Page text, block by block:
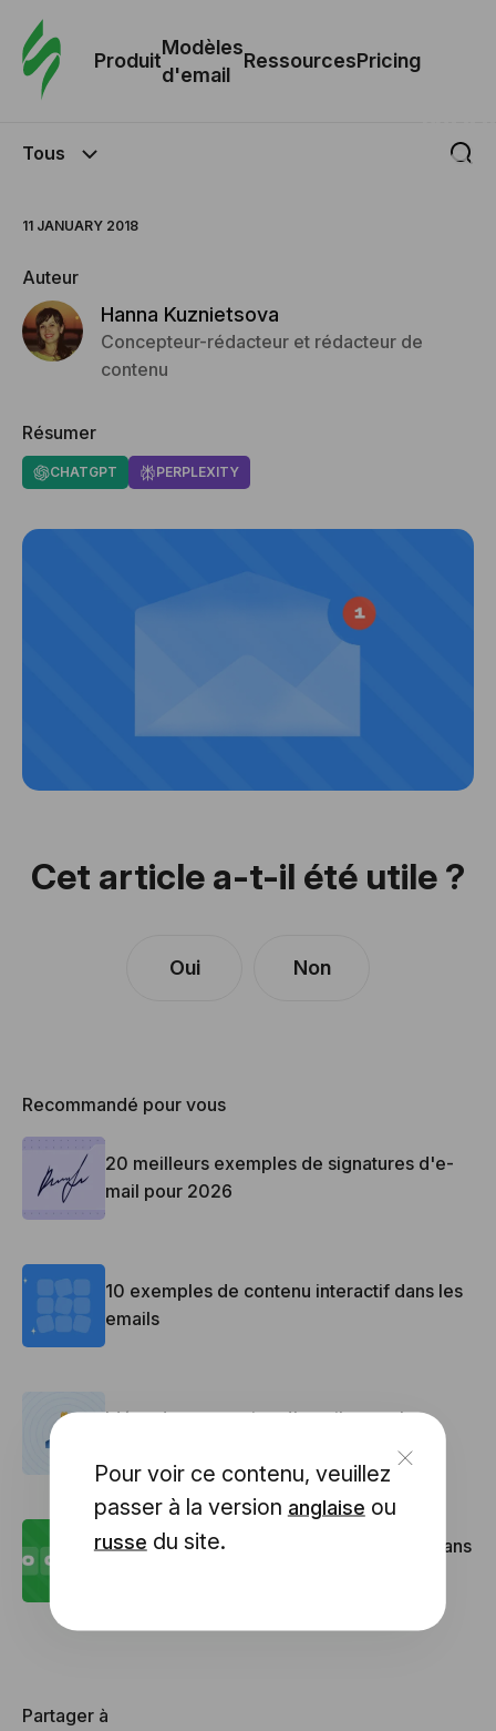
Produit
Modèles
d'email
RessourcesPricing
Tous
11 JANUARY 2018
Auteur
Hanna Kuznietsova
Concepteur-rédacteur et rédacteur de
contenu
Résumer
CHATGPT PERPLEXITY
Pour voir ce contenu, veuillez
passer à la version anglaise ou
russe du site.
Cet article a-t-il été utile ?
Oui Non
Recommandé pour vous
20 meilleurs exemples de signatures d'e-
mail pour 2026
10 exemples de contenu interactif dans les
emails
Idées de conception d'emails pour les
Comment ajouter un compte à rebours dans
Partager à